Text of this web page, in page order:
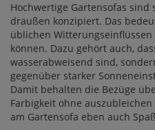
Hochwertige Gartensofas sind
draußen konzipiert. Das
üblichen
können. Dazu gehört auch,
wasserabweisend sind,
gegenüber starker
Damit behalten die Bezüge
Farbigkeit ohne
am Gartensofa eben auch